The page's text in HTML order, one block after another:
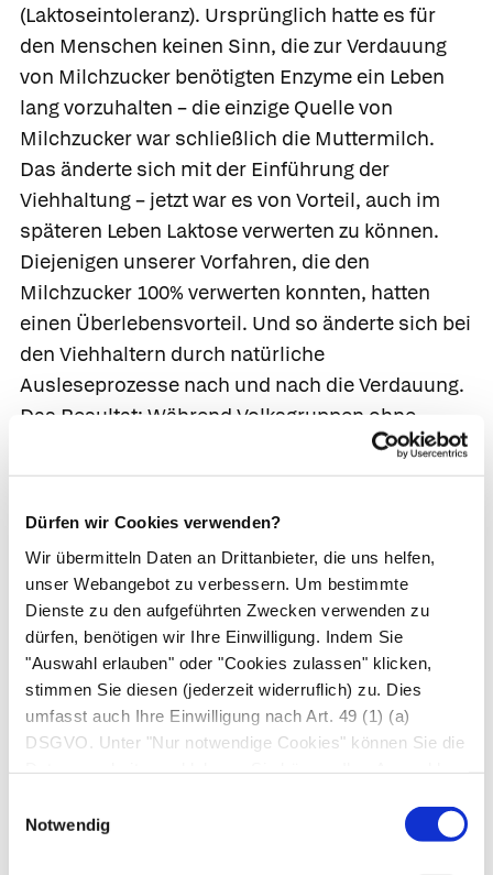
Dürfen wir Cookies verwenden?
Wir übermitteln Daten an Drittanbieter, die uns helfen,
unser Webangebot zu verbessern. Um bestimmte
Dienste zu den aufgeführten Zwecken verwenden zu
dürfen, benötigen wir Ihre Einwilligung. Indem Sie
"Auswahl erlauben" oder "Cookies zulassen" klicken,
stimmen Sie diesen (jederzeit widerruflich) zu. Dies
umfasst auch Ihre Einwilligung nach Art. 49 (1) (a)
DSGVO. Unter "Nur notwendige Cookies" können Sie die
Notwendig
(Laktoseintoleranz). Ursprünglich hatte es für
den Menschen keinen Sinn, die zur Verdauung
von Milchzucker benötigten Enzyme ein Leben
lang vorzuhalten – die einzige Quelle von
Milchzucker war schließlich die Muttermilch.
Das änderte sich mit der Einführung der
Viehhaltung – jetzt war es von Vorteil, auch im
späteren Leben Laktose verwerten zu können.
Diejenigen unserer Vorfahren, die den
Milchzucker 100% verwerten konnten, hatten
einen Überlebensvorteil. Und so änderte sich bei
den Viehhaltern durch natürliche
Ausleseprozesse nach und nach die Verdauung.
Das Resultat: Während Volksgruppen ohne
Viehzuchttradition (wie etwa viele afrikanische
Volksstämme oder die meisten asiatischen
Nachfahren von Viehhaltern – so die meisten
Europäer*innen – Milch lebenslang als
Nahrungsquelle nutzen.
Und das umso eher, je weiter nördlich sie leben,
denn je weniger Sonnenlicht den Menschen zur
Verfügung stand, desto entscheidender war der
Vorteil, den die Milch brachte. Schließlich ist
diese nicht nur eine zusätzliche Nahrungsquelle,
sondern sorgt durch ihren Kalziumgehalt auch